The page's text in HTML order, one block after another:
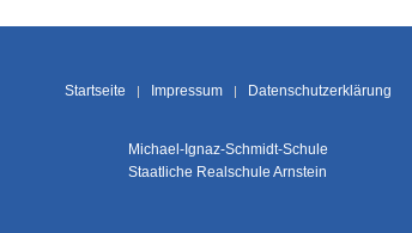
Startseite Impressum Datenschutzerklärung
Michael-Ignaz-Schmidt-Schule
Staatliche Realschule Arnstein